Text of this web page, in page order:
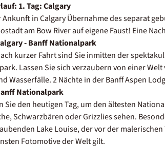
1. Tag: Calgary
Ankunft in Calgary Übernahme des separat
am Bow River auf eigene Faust! Eine
- Banff Nationalpark
kurzer Fahrt sind Sie inmitten der
Lassen Sie sich verzaubern von einer
Wasserfälle. 2 Nächte in der Banff Aspen
Nationalpark
Sie den heutigen Tag, um den ältesten
Schwarzbären oder Grizzlies sehen.
Lake Louise, der vor der
Fotomotive der Welt gilt.